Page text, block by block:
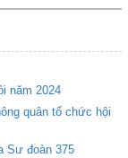
năm 2024
quân tổ chức hội
Sư đoàn 375